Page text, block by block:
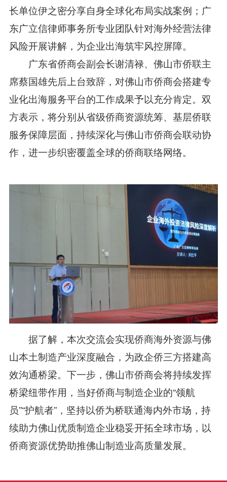
长单位伊之密分享自身全球化布局实战案例；广
东广立信律师事务所专业团队针对海外经营法律
风险开展讲解，为企业出海筑牢风控屏障。
广东省侨商会副会长谢清禄、佛山市侨联主
席蔡国雄先后上台致辞，对佛山市侨商会搭建专
业化出海服务平台的工作成果予以充分肯定。双
方表示，将分别从省级侨商资源统筹、基层侨联
服务保障层面，持续深化与佛山市侨商会联动协
作，进一步织密覆盖全球的侨商联络网络。
据了解，本次交流会实现侨商海外资源与佛
山本土制造产业深度融合，为政企侨三方搭建高
效沟通桥梁。下一步，佛山市侨商会将持续发挥
桥梁纽带作用，当好侨商与制造企业的“领航
员”“护航者”，坚持以侨为桥联通海内外市场，持
续助力佛山优质制造企业稳妥开拓全球市场，以
侨商资源优势助推佛山制造业高质量发展。